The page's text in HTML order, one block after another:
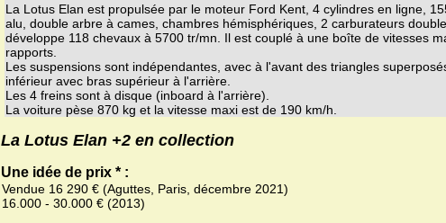
La Lotus Elan est propulsée par le moteur Ford Kent, 4 cylindres en ligne,
alu, double arbre à cames, chambres hémisphériques, 2 carburateurs
développe 118 chevaux à 5700 tr/mn. Il est couplé à une boîte de vitesses
rapports.
Les suspensions sont indépendantes, avec à l'avant des triangles
inférieur avec bras supérieur à l'arrière.
Les 4 freins sont à disque (inboard à l'arrière).
La voiture pèse 870 kg et la vitesse maxi est de 190 km/h.
La Lotus Elan +2 en collection
Une idée de prix * :
Vendue 16 290 € (Aguttes, Paris, décembre 2021)
16.000 - 30.000 € (2013)